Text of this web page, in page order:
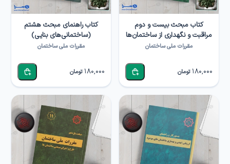
کتاب مبحث بیست و دوم
مراقبت و نگهداری از ساختمان‌ها
مقررات ملی ساختمان
180,000 تومان
کتاب راهنمای مبحث هشتم
(ساختمانی‌های بنایی)
مقررات ملی ساختمان
180,000 تومان